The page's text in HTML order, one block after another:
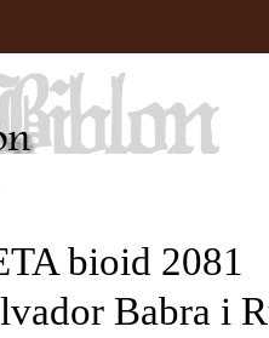
bioid 2081
Babra i